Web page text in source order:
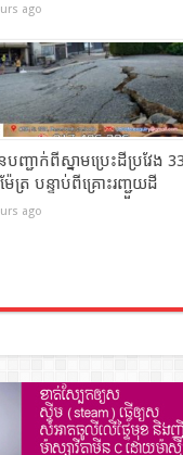
ago
ញ្ជាក់ពីស្នាមប្រេះដីប្រវែង
ត្រ បន្ទាប់ពីគ្រោះរញ្ជួយដី
ago